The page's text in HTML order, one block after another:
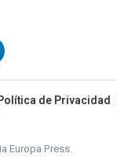
de Privacidad
Europa Press.